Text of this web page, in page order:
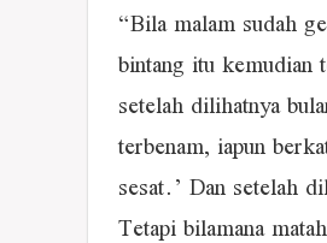
“Bila malam sudah
bintang itu kemudian
setelah dilihatnya
terbenam, iapun
sesat.’ Dan setelah
Tetapi bilamana